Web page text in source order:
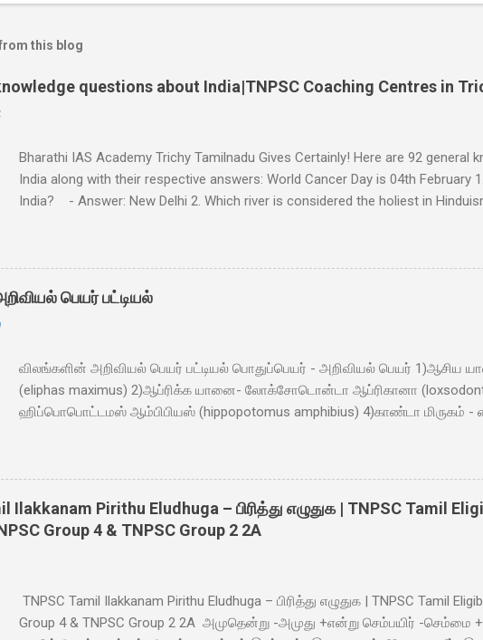
this blog
questions about India|TNPSC Coaching Centres in
Bharathi IAS Academy Trichy Tamilnadu Gives Certainly! Here are 92 general
India along with their respective answers: World Cancer Day is 04th February
India? - Answer: New Delhi 2. Which river is considered the holiest in
Nehru 4. In which year did India gain independence from British rule? -
national currency of India? - Answer: Indian Rupee 6. Which famous
World Heritage Site and one of the Seven Wonders of the World? - Answer:
as the Father of the Nation in India? - Answer: Mahatma Gandhi 8. What is
பெயர் பட்டியல்
விலங்களின் அறிவியல் பெயர் பட்டியல் பொதுப்பெயர் - அறிவியல் பெயர் 1)ஆசிய
(eliphas maximus) 2)ஆப்ரிக்க யானை- லோக்சோடொன்டா ஆப்ரிகானா
ஹிப்பொபொட்டமஸ் ஆம்பிபியஸ் (hippopotomus amphibius) 4)காண்டா மிருகம்
camelopardilus) 8)அரேபிய ஒட்டகம்- கேமெலஸ் ட்ரோமெடரியஸ் (camelus
கேமெலஸ் பேக்டெரியனுஸ் (camelus bacterinus) 10) வரிக்குதிரை - ஈக்யுடே ஈக்கஸ்
11)கொரில்லா - கொரில்லா கொரில்லா (gorilla gorilla) 12) இந்திய நரி - வுல்ப்ஸ்
bengalensis) 13) சிறுத்தை - பாந்ரா பார்டுஸ் (panthera pardus) 14)புலி - பாந்ரா
Ilakkanam Pirithu Eludhuga – பிரித்து எழுதுக | TNPSC Tamil
Group 4 & TNPSC Group 2 2A
TNPSC Tamil Ilakkanam Pirithu Eludhuga – பிரித்து எழுதுக | TNPSC Tamil
Group 4 & TNPSC Group 2 2A அமுதென்று -அமுது +என்று செம்பயிர் -செம்மை